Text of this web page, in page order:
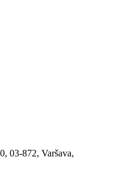
03-872, Varšava,